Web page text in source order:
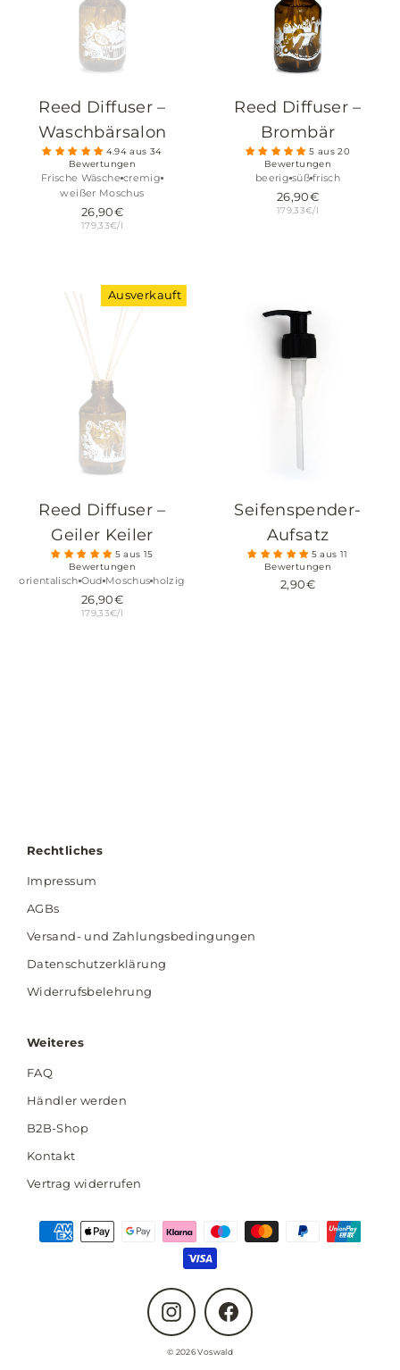
Reed Diffuser –
Waschbärsalon
4.94 aus 34
Bewertungen
Frische Wäsche cremig
weißer Moschus
26,90€
179,33€/l
Reed Diffuser –
Brombär
5 aus 20
Bewertungen
beerig süß frisch
26,90€
179,33€/l
Ausverkauft
Reed Diffuser –
Geiler Keiler
5 aus 15
Bewertungen
orientalisch Oud Moschus holzig
26,90€
179,33€/l
Seifenspender-
Aufsatz
5 aus 11
Bewertungen
2,90€
Rechtliches
Impressum
AGBs
Versand- und Zahlungsbedingungen
Datenschutzerklärung
Widerrufsbelehrung
Weiteres
FAQ
Händler werden
B2B-Shop
Kontakt
Vertrag widerrufen
InstagramFacebook
© 2026 Voswald